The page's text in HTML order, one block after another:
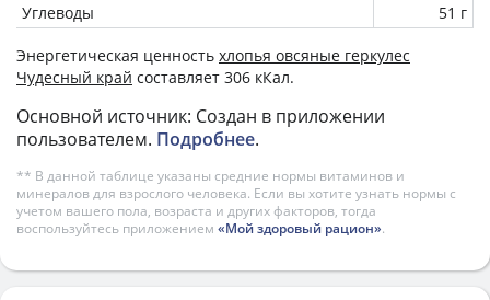
Углеводы
51 г
Энергетическая ценность хлопья овсяные геркулес
Чудесный край составляет 306 кКал.
Основной источник: Создан в приложении
пользователем. Подробнее.
** В данной таблице указаны средние нормы витаминов и
минералов для взрослого человека. Если вы хотите узнать нормы с
учетом вашего пола, возраста и других факторов, тогда
воспользуйтесь приложением «Мой здоровый рацион».